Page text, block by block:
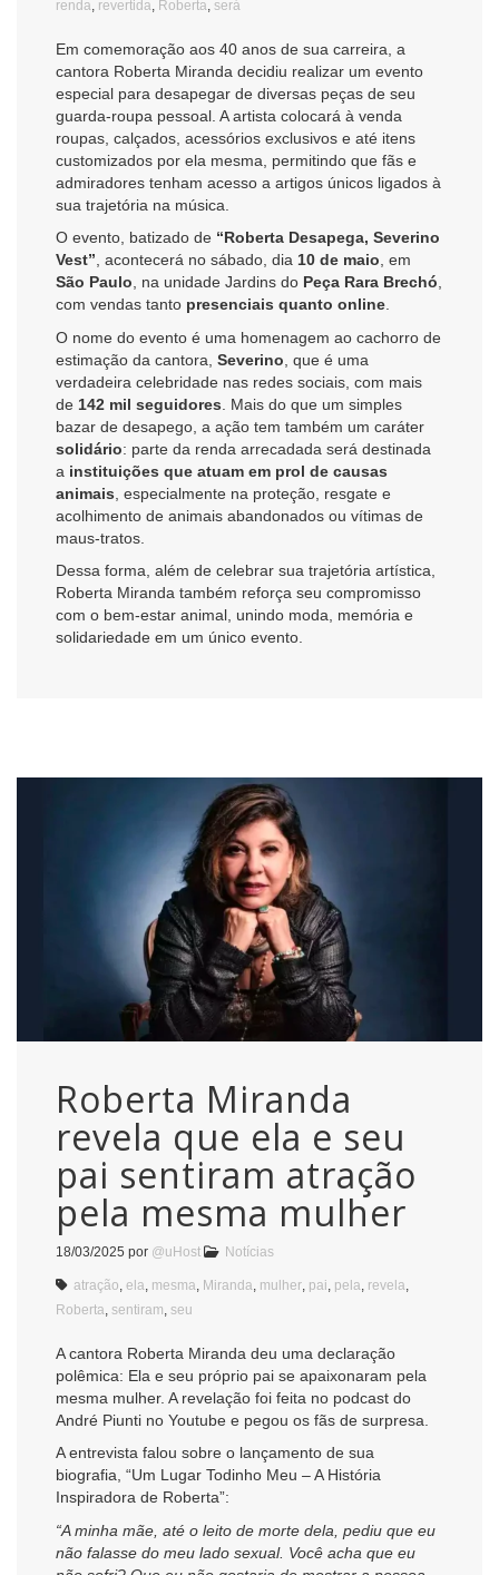
renda revertida Roberta será
Em comemoração aos 40 anos de sua carreira, a
cantora Roberta Miranda decidiu realizar um evento
especial para desapegar de diversas peças de seu
guarda-roupa pessoal. A artista colocará à venda
roupas, calçados, acessórios exclusivos e até itens
customizados por ela mesma, permitindo que fãs e
admiradores tenham acesso a artigos únicos ligados à
sua trajetória na música.
O evento, batizado de “Roberta Desapega, Severino
Vest” , acontecerá no sábado, dia 10 de maio , em
São Paulo , na unidade Jardins do Peça Rara Brechó
com vendas tanto presenciais quanto online
O nome do evento é uma homenagem ao cachorro de
estimação da cantora, Severino , que é uma
verdadeira celebridade nas redes sociais, com mais
de 142 mil seguidores . Mais do que um simples
bazar de desapego, a ação tem também um caráter
solidário: parte da renda arrecadada será destinada
a instituições que atuam em prol de causas
animais , especialmente na proteção, resgate e
acolhimento de animais abandonados ou vítimas de
maus-tratos.
Dessa forma, além de celebrar sua trajetória artística,
Roberta Miranda também reforça seu compromisso
com o bem-estar animal, unindo moda, memória e
solidariedade em um único evento.
Roberta Miranda
revela que ela e seu
pai sentiram atração
pela mesma mulher
18/03/2025 por @uHost Notícias
atração ela mesma Miranda mulher pai pela revela
Roberta sentiram seu
A cantora Roberta Miranda deu uma declaração
polêmica: Ela e seu próprio pai se apaixonaram pela
mesma mulher. A revelação foi feita no podcast do
André Piunti no Youtube e pegou os fãs de surpresa.
A entrevista falou sobre o lançamento de sua
biografia, “Um Lugar Todinho Meu – A História
Inspiradora de Roberta”:
“A minha mãe, até o leito de morte dela, pediu que eu
não falasse do meu lado sexual. Você acha que eu